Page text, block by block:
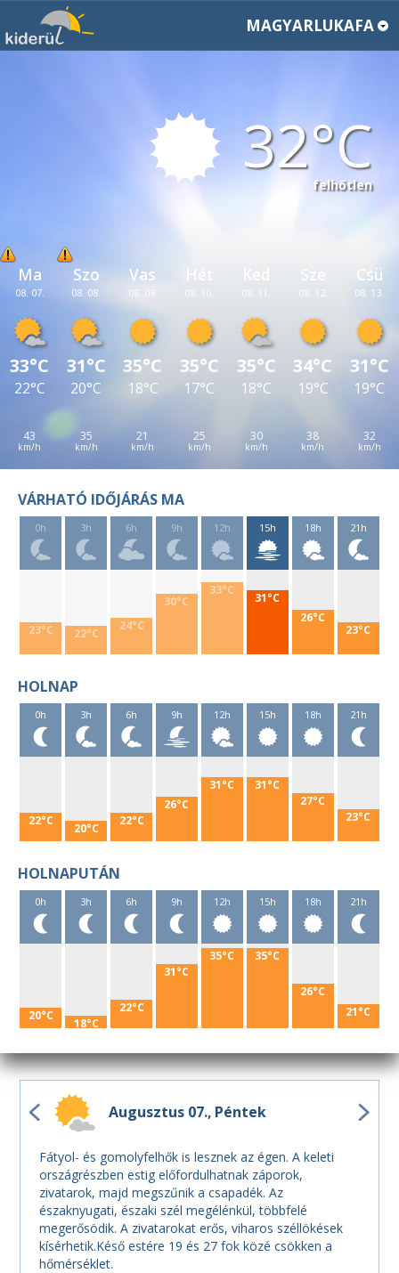
MAGYARLUKAFA
32
felhőtlen
Ma
08. 07.
33°C
22°C
43
Szo
08. 08.
31°C
20°C
35
Vas
08. 09.
35°C
18°C
21
08. 10.
35°C
17°C
25
08. 11.
35°C
18°C
30
08. 12.
34°C
19°C
38
Csü
08. 13.
31°C
19°C
32
VÁRHATÓ IDŐJÁRÁS MA
0h
23°C
3h
22°C
6h
24°C
9h
30°C
12h
33°C
15h
31°C
18h
26°C
21h
23°C
HOLNAP
0h
22°C
3h
20°C
6h
22°C
9h
26°C
12h
31°C
15h
31°C
18h
27°C
21h
23°C
HOLNAPUTÁN
0h
20°C
3h
18°C
6h
22°C
9h
31°C
12h
35°C
15h
35°C
18h
26°C
21h
21°C
Augusztus 07. Péntek
Fátyol- és gomolyfelhők is lesznek az égen. A keleti
országrészben estig előfordulhatnak záporok,
zivatarok, majd megszűnik a csapadék. Az
északnyugati, északi szél megélénkül, többfelé
megerősödik. A zivatarokat erős, viharos széllökések
kísérhetik.Késő estére 19 és 27 fok közé csökken a
hőmérséklet.